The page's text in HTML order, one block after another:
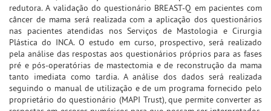
redutora. A validação do questionário BREAST-Q em pacientes com
câncer de mama será realizada com a aplicação dos questionários
nas pacientes atendidas nos Serviços de Mastologia e Cirurgia
Plástica do INCA. O estudo em curso, prospectivo, será realizado
pela análise das respostas aos questionários próprios para as fases
pré e pós-operatórias de mastectomia e de reconstrução da mama
tanto imediata como tardia. A análise dos dados será realizada
seguindo o manual de utilização e de um programa fornecido pelo
proprietário do questionário (MAPI Trust), que permite converter as